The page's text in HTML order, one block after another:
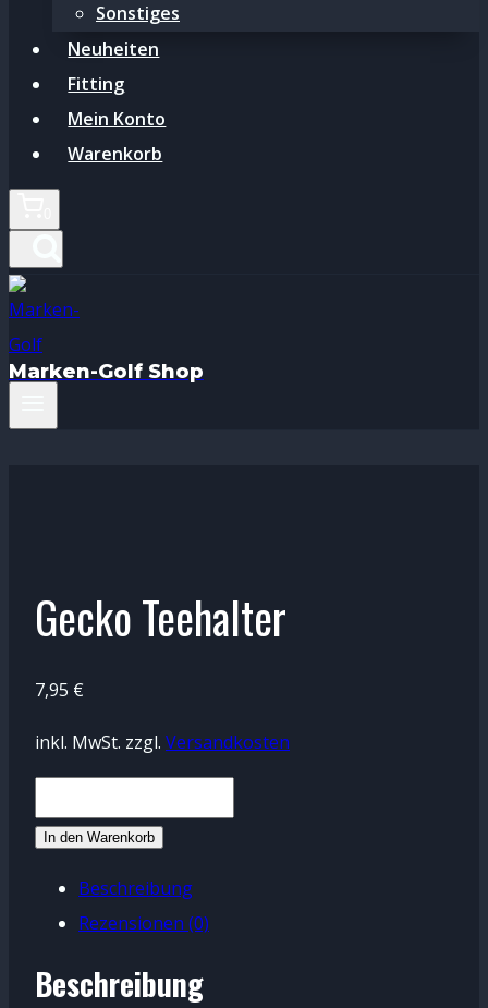
Sonstiges
Neuheiten
Fitting
Mein Konto
Warenkorb
Marken-Golf Shop
Gecko Teehalter
7,95 €
inkl. MwSt. zzgl. Versandkosten
Teehalter
In den Warenkorb
Beschreibung
Rezensionen (0)
Beschreibung